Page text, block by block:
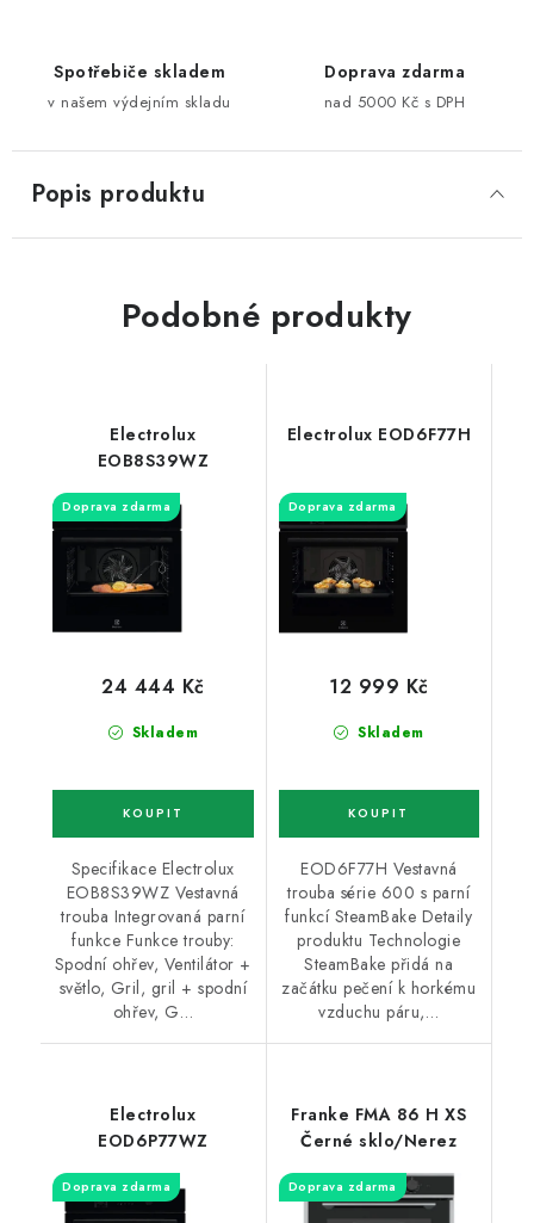
Spotřebiče skladem
v našem výdejním skladu
Doprava zdarma
nad 5000 Kč s DPH
Popis produktu
Podobné produkty
Electrolux
EOB8S39WZ
Doprava zdarma
Skladem
24 444 Kč
Specifikace Electrolux
EOB8S39WZ Vestavná
trouba Integrovaná parní
funkce Funkce trouby:
Spodní ohřev, Ventilátor +
světlo, Gril, gril + spodní
ohřev, G…
Electrolux EOD6F77H
Doprava zdarma
Skladem
12 999 Kč
EOD6F77H Vestavná
trouba série 600 s parní
funkcí SteamBake Detaily
produktu Technologie
SteamBake přidá na
začátku pečení k horkému
vzduchu páru,…
Electrolux
EOD6P77WZ
Doprava zdarma
Franke FMA 86 H XS
Černé sklo/Nerez
Doprava zdarma